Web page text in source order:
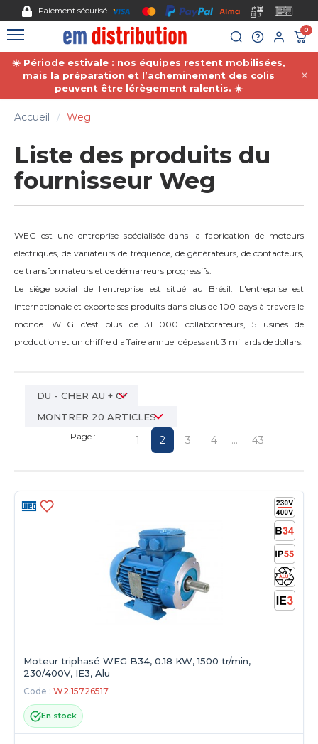
Paiement sécurisé
0
☀️ Période estivale : nos équipes restent mobilisées,
mais la préparation et l’acheminement des colis
peuvent être lérègement ralentis. ☀️
Accueil Weg
Liste des produits du
fournisseur Weg
WEG est une entreprise spécialisée dans la fabrication de moteurs
électriques, de variateurs de fréquence, de générateurs, de contacteurs,
de transformateurs et de démarreurs progressifs.
Le siège social de l'entreprise est situé au Brésil. L'entreprise est
internationale et exporte ses produits dans plus de 100 pays à travers le
monde. WEG c'est plus de 31 000 collaborateurs, 5 usines de
production et un chiffre d'affaire annuel dépassant 3 millards de dollars.
Page : 1 2 3 4 ... 43
Moteur triphasé WEG B34, 0.18 KW, 1500 tr/min,
230/400V, IE3, Alu
Code : W2.15726517
En stock
Gestion des cookies